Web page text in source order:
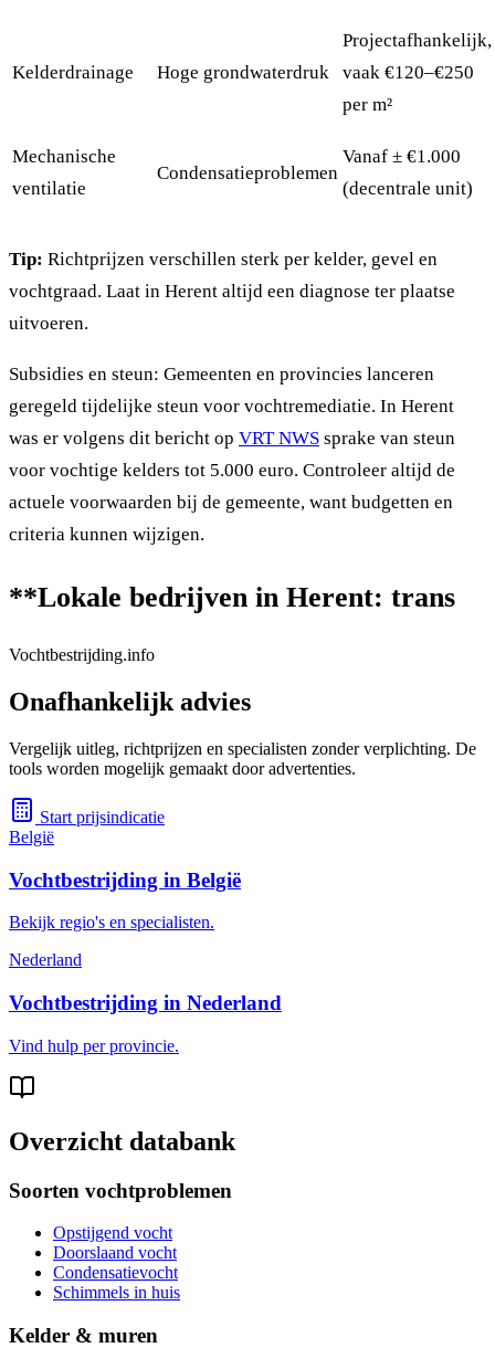
Kelderdrainage Hoge grondwaterdruk
Projectafhankelijk,
vaak €120–€250
per m²
Mechanische
ventilatie
Condensatieproblemen
Vanaf ± €1.000
(decentrale unit)
Tip: Richtprijzen verschillen sterk per kelder, gevel en
vochtgraad. Laat in Herent altijd een diagnose ter plaatse
uitvoeren.
Subsidies en steun: Gemeenten en provincies lanceren
geregeld tijdelijke steun voor vochtremediatie. In Herent
was er volgens dit bericht op VRT NWS sprake van steun
voor vochtige kelders tot 5.000 euro. Controleer altijd de
actuele voorwaarden bij de gemeente, want budgetten en
criteria kunnen wijzigen.
**Lokale bedrijven in Herent: trans
Vochtbestrijding.info
Onafhankelijk advies
Vergelijk uitleg, richtprijzen en specialisten zonder verplichting. De
tools worden mogelijk gemaakt door advertenties.
Start prijsindicatie
België
Vochtbestrijding in België
Bekijk regio's en specialisten.
Nederland
Vochtbestrijding in Nederland
Vind hulp per provincie.
Overzicht databank
Soorten vochtproblemen
Opstijgend vocht
Doorslaand vocht
Condensatievocht
Schimmels in huis
Kelder & muren